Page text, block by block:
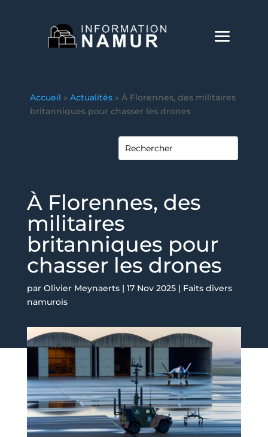
Accueil » Actualités » À Florennes, des militaires
britanniques pour chasser les drones
À Florennes, des
militaires
britanniques pour
chasser les drones
par Olivier Meynaerts| 17 Nov 2025| Faits divers
namurois